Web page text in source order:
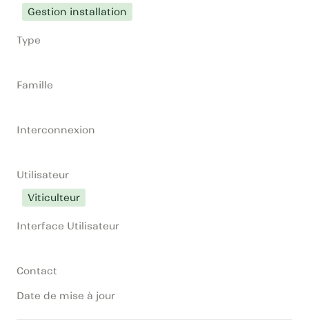
Gestion installation
Type
Famille
Interconnexion
Utilisateur
Viticulteur
Interface Utilisateur
Contact
Date de mise à jour